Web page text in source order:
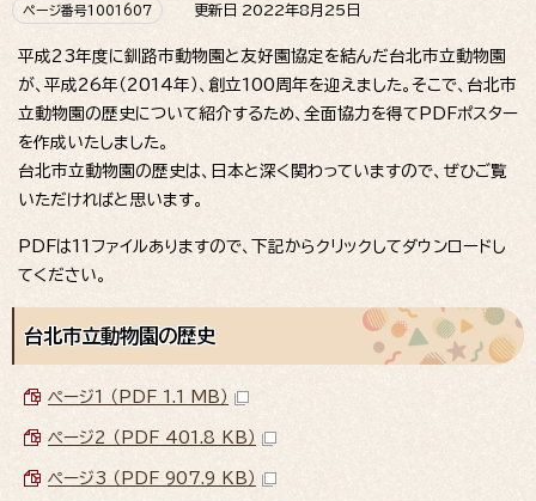
ページ番号1001607 更新日 2022年8月25日
平成23年度に釧路市動物園と友好園協定を結んだ台北市立動物園
が、平成26年（2014年）、創立100周年を迎えました。そこで、台北市
立動物園の歴史について紹介するため、全面協力を得てPDFポスター
を作成いたしました。
台北市立動物園の歴史は、日本と深く関わっていますので、ぜひご覧
いただければと思います。
PDFは11ファイルありますので、下記からクリックしてダウンロードし
てください。
台北市立動物園の歴史
ページ1 （PDF 1.1 MB）
ページ2 （PDF 401.8 KB）
ページ3 （PDF 907.9 KB）